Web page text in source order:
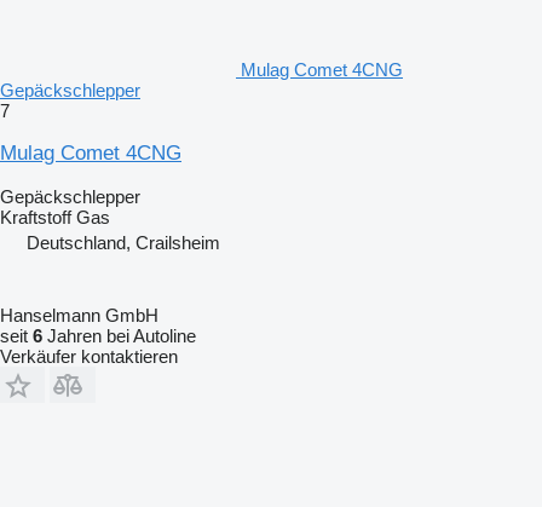
Mulag Comet 4CNG
Gepäckschlepper
7
Mulag Comet 4CNG
Gepäckschlepper
Kraftstoff Gas
Deutschland, Crailsheim
Hanselmann GmbH
seit 6 Jahren bei Autoline
Verkäufer kontaktieren